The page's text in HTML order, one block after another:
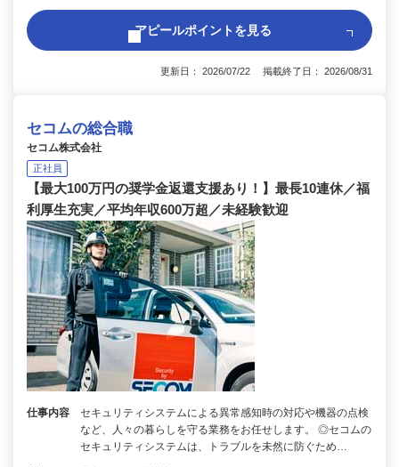
アピールポイントを見る
更新日： 2026/07/22 掲載終了日： 2026/08/31
セコムの総合職
セコム株式会社
正社員
【最大100万円の奨学金返還支援あり！】最長10連休／福
利厚生充実／平均年収600万超／未経験歓迎
仕事内容
セキュリティシステムによる異常感知時の対応や機器の点検
など、人々の暮らしを守る業務をお任せします。 ◎セコムの
セキュリティシステムは、トラブルを未然に防ぐため…